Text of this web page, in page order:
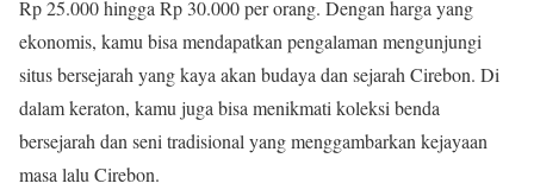
Rp 25.000 hingga Rp 30.000 per orang. Dengan harga yang
ekonomis, kamu bisa mendapatkan pengalaman mengunjungi
situs bersejarah yang kaya akan budaya dan sejarah Cirebon. Di
dalam keraton, kamu juga bisa menikmati koleksi benda
bersejarah dan seni tradisional yang menggambarkan kejayaan
masa lalu Cirebon.